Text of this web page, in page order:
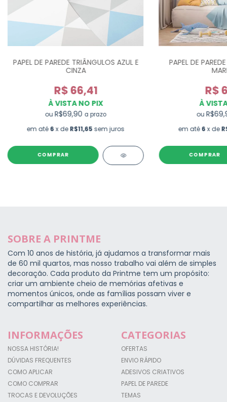
PAPEL DE PAREDE TRIÂNGULOS AZUL E
CINZA
R$ 66,41
À VISTA NO PIX
ou R$69,90 a prazo
em até6 x deR$11,65 sem juros
PAPEL DE
R$
À
ou
em até6 x de
SOBRE A PRINTME
Com 10 anos de história, já ajudamos a transformar mais
de 60 mil quartos, mas nosso trabalho vai além de simples
decoração. Cada produto da Printme tem um propósito:
criar um ambiente cheio de memórias afetivas e
momentos únicos, onde as famílias possam viver e
compartilhar as melhores experiências.
INFORMAÇÕES
NOSSA HISTÓRIA!
DÚVIDAS FREQUENTES
COMO APLICAR
COMO COMPRAR
TROCAS E DEVOLUÇÕES
CATEGORIAS
OFERTAS
ENVIO RÁPIDO
ADESIVOS CRIATIVOS
PAPEL DE PAREDE
TEMAS